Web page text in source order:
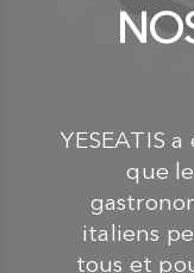
YESEATIS
que
italiens
tous et